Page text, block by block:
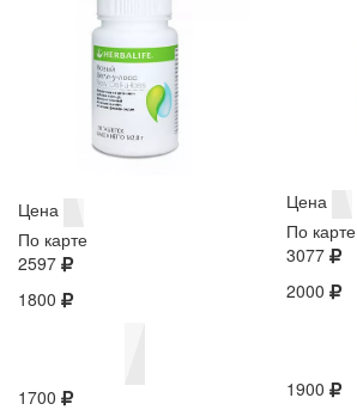
Цена
По карте
2597
1800
1700
Цена
По карте
3077
2000
1900